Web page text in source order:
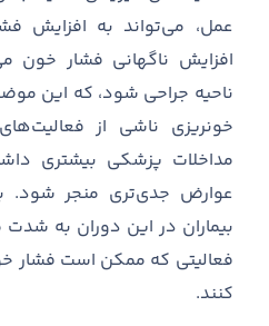
عمل، میتواند به افزایش
افزایش ناگهانی فشار خون
ناحیه جراحی شود، که این
خونریزی ناشی از فعالیت
مداخلات پزشکی بیشتری
عوارض جدیتری منجر شود.
بیماران در این دوران به
فعالیتی که ممکن است فشار
کنند.